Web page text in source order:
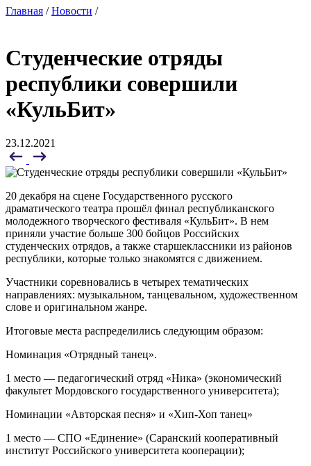
Главная /Новости /
Студенческие отряды
республики совершили
«КульБит»
23.12.2021
20 декабря на сцене Государственного русского
драматического театра прошёл финал республиканского
молодежного творческого фестиваля «КульБит». В нем
приняли участие больше 300 бойцов Российских
студенческих отрядов, а также старшеклассники из районов
республики, которые только знакомятся с движением.
Участники соревновались в четырех тематических
направлениях: музыкальном, танцевальном, художественном
слове и оригинальном жанре.
Итоговые места распределились следующим образом:
Номинация «Отрядный танец».
1 место — педагогический отряд «Ника» (экономический
факультет Мордовского государственного университета);
Номинации «Авторская песня» и «Хип-Хоп танец»
1 место — СПО «Единение» (Саранский кооперативный
институт Российского университета кооперации);